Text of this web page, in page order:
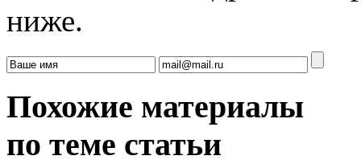
ниже.
Похожие материалы
по теме статьи